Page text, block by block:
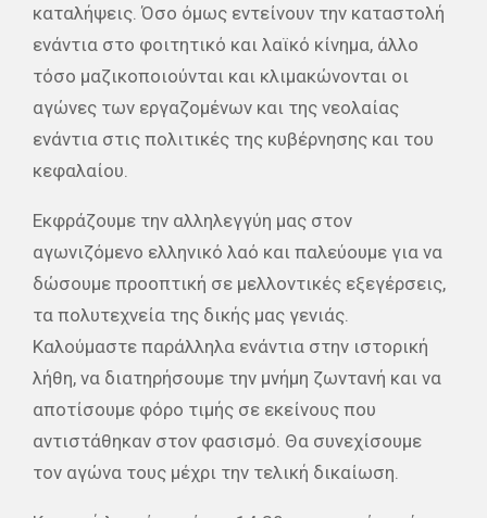
καταλήψεις. Όσο όμως εντείνουν την καταστολή
ενάντια στο φοιτητικό και λαϊκό κίνημα, άλλο
τόσο μαζικοποιούνται και κλιμακώνονται οι
αγώνες των εργαζομένων και της νεολαίας
ενάντια στις πολιτικές της κυβέρνησης και του
κεφαλαίου.
Εκφράζουμε την αλληλεγγύη μας στον
αγωνιζόμενο ελληνικό λαό και παλεύουμε για να
δώσουμε προοπτική σε μελλοντικές εξεγέρσεις,
τα πολυτεχνεία της δικής μας γενιάς.
Καλούμαστε παράλληλα ενάντια στην ιστορική
λήθη, να διατηρήσουμε την μνήμη ζωντανή και να
αποτίσουμε φόρο τιμής σε εκείνους που
αντιστάθηκαν στον φασισμό. Θα συνεχίσουμε
τον αγώνα τους μέχρι την τελική δικαίωση.